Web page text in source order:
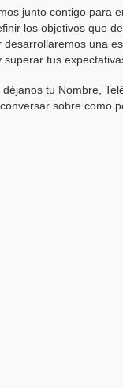
junto contigo para
los objetivos que
una
tus expectativas
tu Nombre,
sobre como